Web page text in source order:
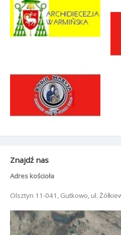
Znajdź nas
Adres kościoła
Olsztyn 11-041, Gutkowo, ul.